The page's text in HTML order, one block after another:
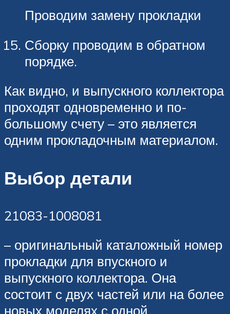
Проводим замену прокладки
Сборку проводим в обратном
порядке.
Как видно, и выпускного коллектора
проходят одновременно и по-
большому счету – это является
одним прокладочным материалом.
Выбор детали
21083-1008081
– оригинальный каталожный номер
прокладки для впускного и
выпускного коллектора. Она
состоит с двух частей или на более
новых моделях с одной.